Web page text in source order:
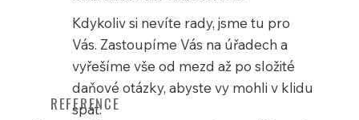
Kdykoliv si nevíte rady, jsme tu pro
Vás. Zastoupíme Vás na úřadech a
vyřešíme vše od mezd až po složité
daňové otázky, abyste vy mohli v klidu
spát.
REFERENCE